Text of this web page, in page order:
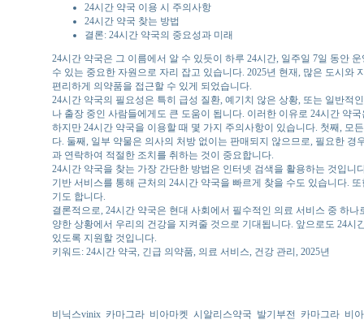
24시간 약국 이용 시 주의사항
24시간 약국 찾는 방법
결론: 24시간 약국의 중요성과 미래
24시간 약국은 그 이름에서 알 수 있듯이 하루 24시간, 일주일 7일 동안
수 있는 중요한 자원으로 자리 잡고 있습니다. 2025년 현재, 많은 도시
편리하게 의약품을 접근할 수 있게 되었습니다.
24시간 약국의 필요성은 특히 급성 질환, 예기치 않은 상황, 또는 일반적
나 출장 중인 사람들에게도 큰 도움이 됩니다. 이러한 이유로 24시간 약
하지만 24시간 약국을 이용할 때 몇 가지 주의사항이 있습니다. 첫째, 모
다. 둘째, 일부 약물은 의사의 처방 없이는 판매되지 않으므로, 필요한
과 연락하여 적절한 조치를 취하는 것이 중요합니다.
24시간 약국을 찾는 가장 간단한 방법은 인터넷 검색을 활용하는 것입
기반 서비스를 통해 근처의 24시간 약국을 빠르게 찾을 수도 있습니다.
기도 합니다.
결론적으로, 24시간 약국은 현대 사회에서 필수적인 의료 서비스 중 하
양한 상황에서 우리의 건강을 지켜줄 것으로 기대됩니다. 앞으로도 24
있도록 지원할 것입니다.
키워드: 24시간 약국, 긴급 의약품, 의료 서비스, 건강 관리, 2025년
비닉스vinix 카마그라 비아마켓 시알리스약국 발기부전 카마그라 비